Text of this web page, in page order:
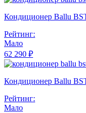
Кондиционер Ballu
Рейтинг:
Мало
62 290 ₽
Кондиционер Ballu
Рейтинг:
Мало